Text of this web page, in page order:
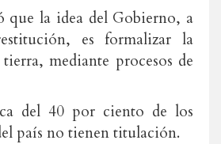
que la idea del Gobierno, a
es formalizar la
mediante procesos de
del 40 por ciento de los
país no tienen titulación.